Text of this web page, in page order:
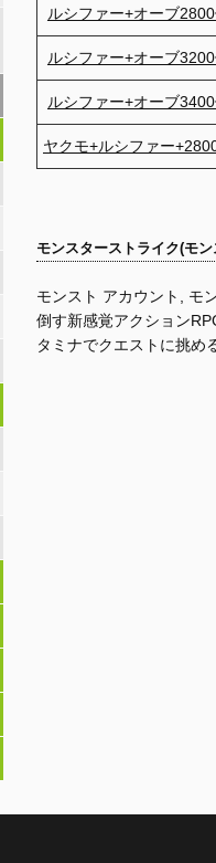
ルシファー+オーブ
ルシファー+オーブ
ルシファー+オーブ
ヤクモ+ルシファー
モンスターストライク(モ
モンスト アカウント, モ
倒す新感覚アクション
タミナでクエストに挑め